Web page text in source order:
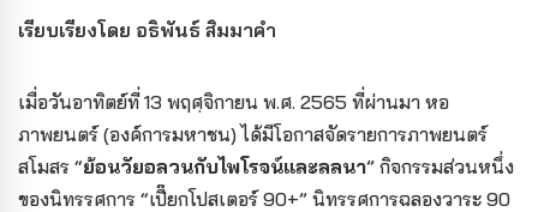
เรียบเรียงโดย อธิพันธ์ สิมมาคำ
เมื่อวันอาทิตย์ที่ 13 พฤศฺจิกายน พ.ศ. 2565 ที่ผ่านมา หอ
ภาพยนตร์ (องค์การมหาชน) ได้มีโอกาสจัดรายการภาพยนตร์
สโมสร “ย้อนวัยอลวนกับไพโรจน์และลลนา” กิจกรรมส่วนหนึ่ง
ของนิทรรศการ “เปี๊ยกโปสเตอร์ 90+” นิทรรศการฉลองวาระ 90